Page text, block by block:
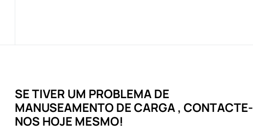
SE TIVER UM PROBLEMADE
MANUSEAMENTO DE CARGA, CONTACTE-
NOS HOJE MESMO!